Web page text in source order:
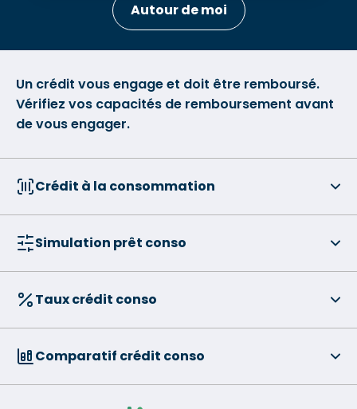
Autour de moi
Un crédit vous engage et doit être remboursé.
Vérifiez vos capacités de remboursement avant
de vous engager.
Crédit à la consommation
Simulation prêt conso
Taux crédit conso
Comparatif crédit conso